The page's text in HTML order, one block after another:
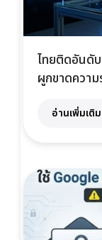
ไทยติดอันดั
ผูกขาดควา
อ่านเพิ่มเติ